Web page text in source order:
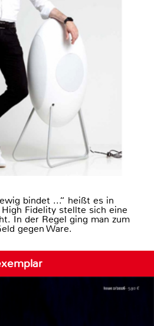
bindet ...“ heißt es in
Fidelity stellte sich eine
In der Regel ging man zum
gegen Ware.